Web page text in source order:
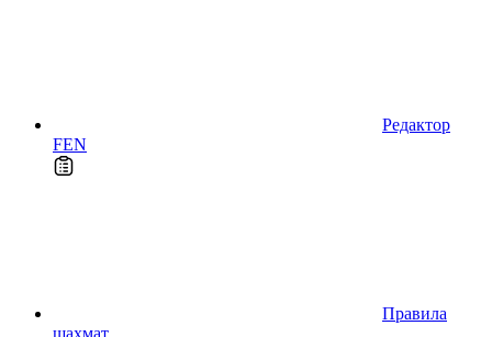
Редактор
FEN
Правила
шахмат